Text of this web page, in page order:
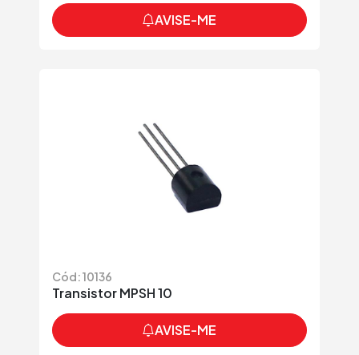
AVISE-ME
Cód: 10136
Transistor MPSH 10
AVISE-ME